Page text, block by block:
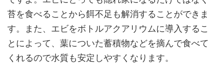
苔を食べることから餌不足も解消することができま
す。また、エビをボトルアクアリウムに導入するこ
とによって、葉についた蓄積物などを摘んで食べて
くれるので水質も安定しやすくなります。